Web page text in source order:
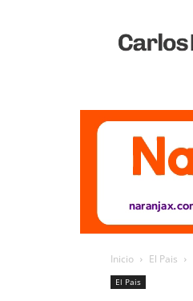
Vivo
Inicio El Pais
El Pais